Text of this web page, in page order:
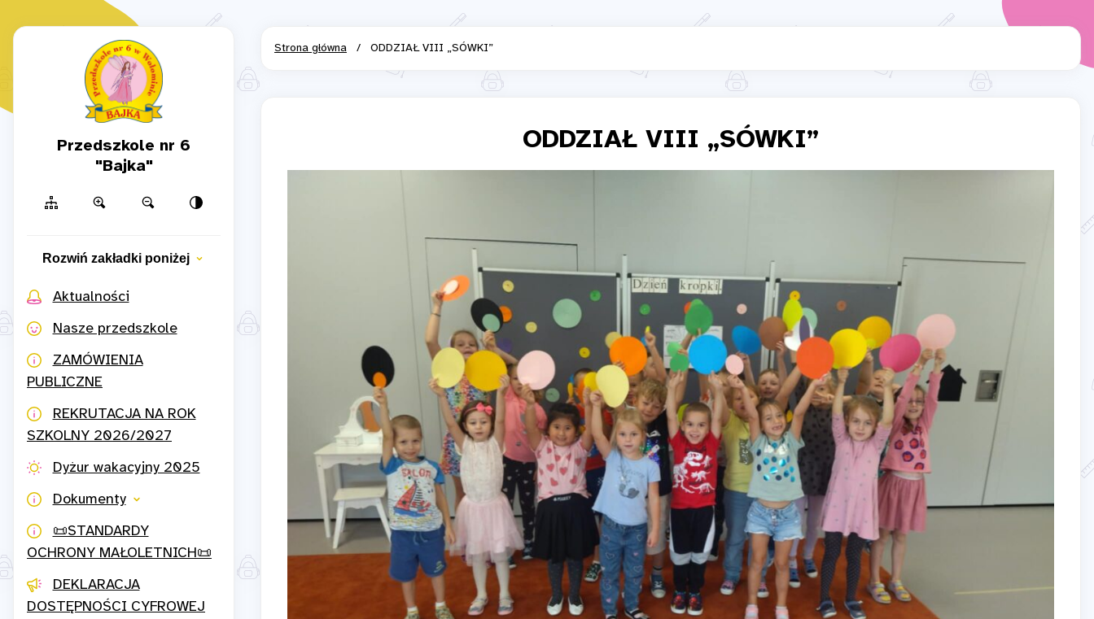
Przedszkole nr 6
"Bajka"
Rozwiń zakładki poniżej
Aktualności
Nasze przedszkole
ZAMÓWIENIA
PUBLICZNE
REKRUTACJA NA ROK
SZKOLNY 2026/2027
Dyżur wakacyjny 2025
Dokumenty
📜STANDARDY
OCHRONY MAŁOLETNICH📜
DEKLARACJA
DOSTĘPNOŚCI CYFROWEJ
Strona główna / ODDZIAŁ VIII „SÓWKI”
ODDZIAŁ VIII „SÓWKI”